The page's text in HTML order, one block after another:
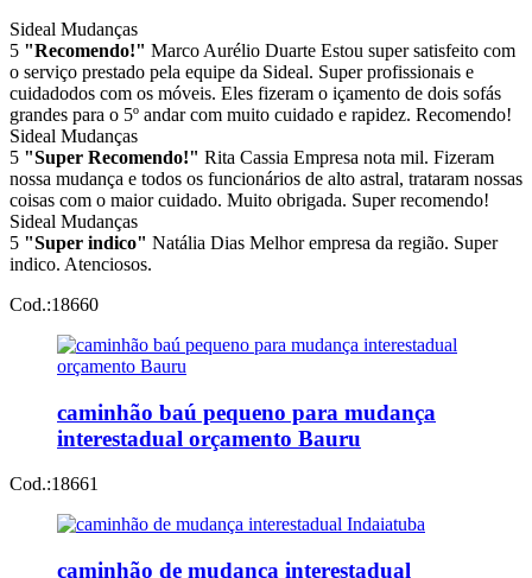
Sideal Mudanças
5 "Recomendo!" Marco Aurélio Duarte Estou super satisfeito com
o serviço prestado pela equipe da Sideal. Super profissionais e
cuidadodos com os móveis. Eles fizeram o içamento de dois sofás
grandes para o 5º andar com muito cuidado e rapidez. Recomendo!
Sideal Mudanças
5 "Super Recomendo!" Rita Cassia Empresa nota mil. Fizeram
nossa mudança e todos os funcionários de alto astral, trataram nossas
coisas com o maior cuidado. Muito obrigada. Super recomendo!
Sideal Mudanças
5 "Super indico" Natália Dias Melhor empresa da região. Super
indico. Atenciosos.
Cod.:18660
caminhão baú pequeno para mudança
interestadual orçamento Bauru
Cod.:18661
caminhão de mudança interestadual